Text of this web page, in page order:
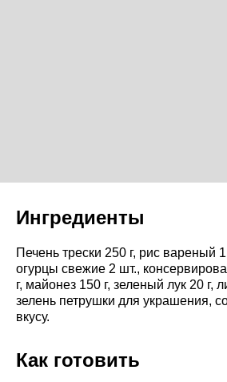
Ингредиенты
Печень трески 250 г, рис вареный
огурцы свежие 2 шт.,
г, майонез 150 г, зеленый лук 20 г,
зелень петрушки для украшения,
вкусу.
Как готовить